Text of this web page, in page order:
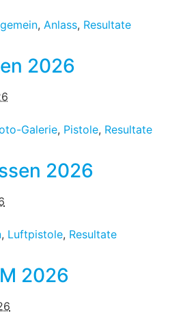
, Anlass, Resultate
2026
Galerie, Pistole, Resultate
2026
, Luftpistole, Resultate
2026